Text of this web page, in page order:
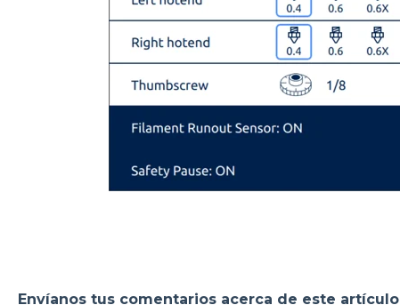
Envíanos tus comentarios acerca de este artículo